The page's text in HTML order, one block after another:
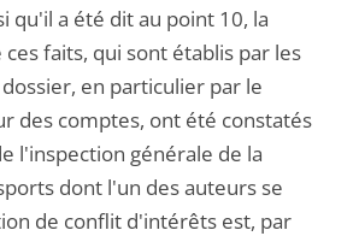
qu'il a été dit au point 10, la
faits, qui sont établis par les
en particulier par le
des comptes, ont été constatés
l'inspection générale de la
dont l'un des auteurs se
de conflit d'intérêts est, par